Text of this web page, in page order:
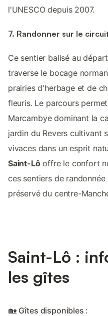
l'UNESCO depuis 2007.
7. Randonner sur le
Ce sentier balisé au
traverse le bocage
prairies d'herbage et de
fleuris. Le parcours
Marcambye dominant la
jardin du Revers cultivant
vivaces dans un esprit
Saint-Lôoffre le confort
ces sentiers de
préservé du centre-
Saint-Lô :
les gîtes
🏡 Gîtes disponibles :